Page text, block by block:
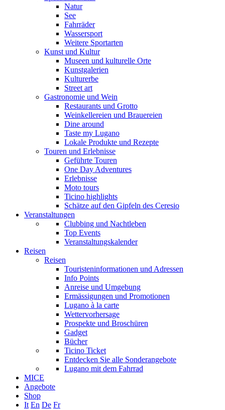
Natur
See
Fahrräder
Wassersport
Weitere Sportarten
Kunst und Kultur
Museen und kulturelle Orte
Kunstgalerien
Kulturerbe
Street art
Gastronomie und Wein
Restaurants und Grotto
Weinkellereien und Brauereien
Dine around
Taste my Lugano
Lokale Produkte und Rezepte
Touren und Erlebnisse
Geführte Touren
One Day Adventures
Erlebnisse
Moto tours
Ticino highlights
Schätze auf den Gipfeln des Ceresio
Veranstaltungen
Clubbing und Nachtleben
Top Events
Veranstaltungskalender
Reisen
Reisen
Touristeninformationen und Adressen
Info Points
Anreise und Umgebung
Ermässigungen und Promotionen
Lugano à la carte
Wettervorhersage
Prospekte und Broschüren
Gadget
Bücher
Ticino Ticket
Entdecken Sie alle Sonderangebote
Lugano mit dem Fahrrad
MICE
Angebote
Shop
It En De Fr